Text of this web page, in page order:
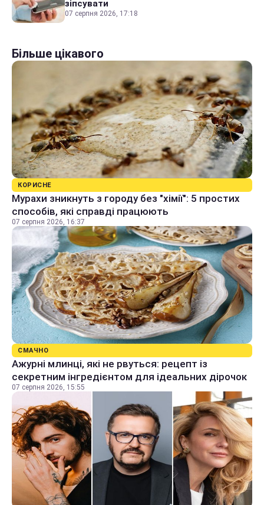
зіпсувати
07 серпня 2026, 17:18
Більше цікавого
КОРИСНЕ
Мурахи зникнуть з городу без "хімії": 5 простих
способів, які справді працюють
07 серпня 2026, 16:37
СМАЧНО
Ажурні млинці, які не рвуться: рецепт із
секретним інгредієнтом для ідеальних дірочок
07 серпня 2026, 15:55